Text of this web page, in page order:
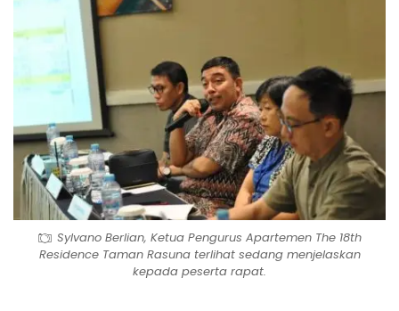
Sylvano Berlian, Ketua Pengurus Apartemen The 18th
Residence Taman Rasuna terlihat sedang menjelaskan
kepada peserta rapat.